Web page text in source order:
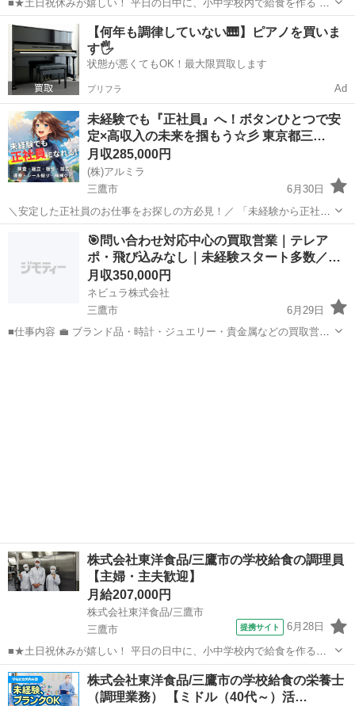
■★土日祝休みが嬉しい！ 平日の日中に、小中学校内で給食を作る 調
理のお仕事 学校内厨房での調理になるため、子ども達 から「美味しか
った」など、直接声を掛けて もらえたりするのも、この仕事の魅力で
す。 【仕事内容詳細】 ...
東京 三鷹市 調理師
【何年も調律していない🎹】ピアノを買いま
す🖐️
状態が悪くてもOK！最大限買取します
プリフラ Ad
未経験でも『正社員』へ！ボタンひとつで安
定×高収入の未来を掴もう☆彡 東京都三…
月収285,000円
(株)アルミラ
三鷹市
6月30日
＼安定した正社員のお仕事をお探しの方必見！／ 「未経験から正社員
になれる？」 「すぐに働ける仕事が知りたい！」 「長期安定の職場で
働きたい！」 ⇒ そんなアナタにピッタリの正社員求人をご紹介！ ...
工場 未経験
🎯問い合わせ対応中心の買取営業｜テレア
ポ・飛び込みなし｜未経験スタート多数／
9…
月収350,000円
ネビュラ株式会社
三鷹市
6月29日
■仕事内容 💼 ブランド品・時計・ジュエリー・貴金属などの買取営業
株式会社東洋食品/三鷹市の学校給食の調理員
【主婦・主夫歓迎】
月給207,000円
株式会社東洋食品/三鷹市
三鷹市
提携サイト 6月28日
■★土日祝休みが嬉しい！ 平日の日中に、小中学校内で給食を作る調
理のお仕事です。 揚げパンのような定番料理はもちろん行事食・郷土
料理・世界の料理など、 献立種類も豊富で、料理の知識も広がりま
す。 【仕事内容詳細】 ・食材...
東京 三鷹市 調理師
株式会社東洋食品/三鷹市の学校給食の栄養士
（調理業務） 【ミドル（40代～）活…